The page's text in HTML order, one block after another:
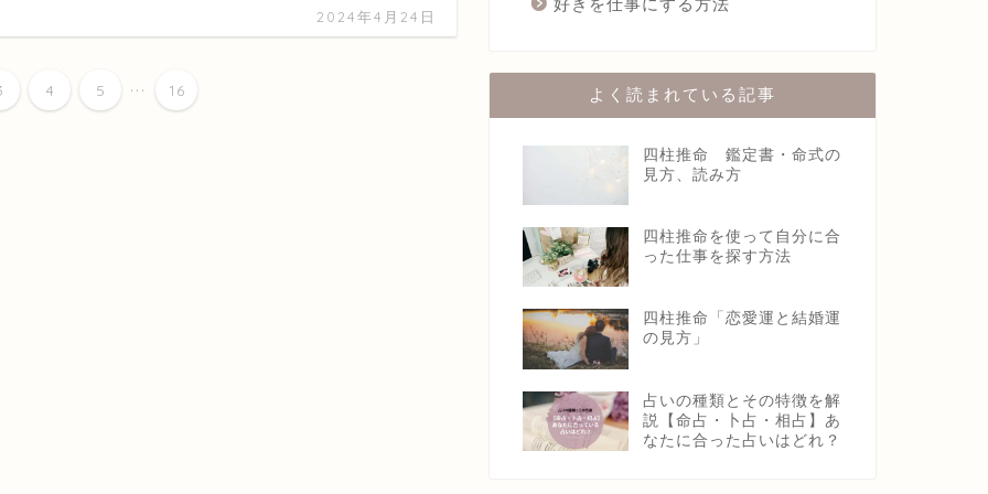
2024年4月24日
4 5 ... 16 よく読まれている記事
四柱推命 鑑定書・命式の
見方、読み方
四柱推命を使って自分に合
った仕事を探す方法
四柱推命「恋愛運と結婚運
の見方」
占いの種類とその特徴を解
説【命占・卜占・相占】あ
なたに合った占いはどれ？